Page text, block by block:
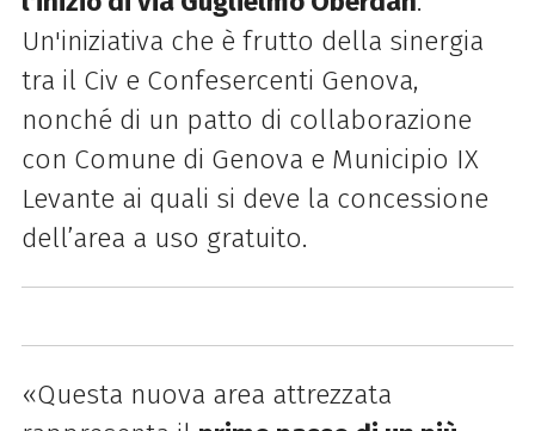
Un'iniziativa che è frutto della sinergia
tra il Civ e Confesercenti Genova,
nonché di un patto di collaborazione
con Comune di Genova e Municipio IX
Levante ai quali si deve la concessione
dell’area a uso gratuito.
«Questa nuova area attrezzata